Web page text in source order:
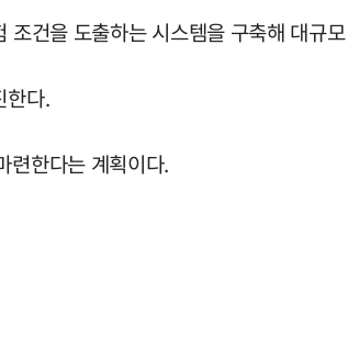
건을 도출하는 시스템을 구축해 대규
한다.
련한다는 계획이다.